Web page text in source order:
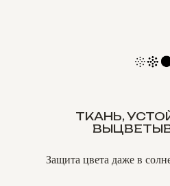
ТКАНЬ,
Защита цвета даже в